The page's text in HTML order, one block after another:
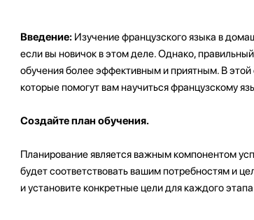
Введение:Изучение французского языка в
если вы новичок в этом деле. Однако,
обучения более эффективным и приятным. В
которые помогут вам научиться французскому
Создайте план обучения.
Планирование является важным компонентом
будет соответствовать вашим потребностям и
и установите конкретные цели для каждого